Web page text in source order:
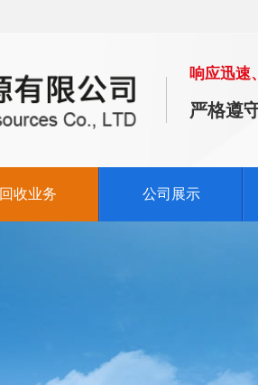
响应迅速
严格遵
回收业务 公司展示